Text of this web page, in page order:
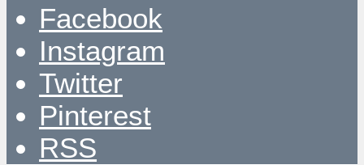
Facebook
Instagram
Twitter
Pinterest
RSS